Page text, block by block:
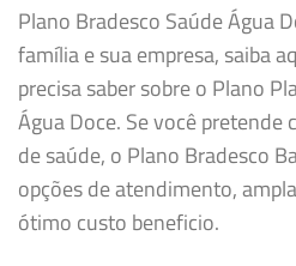
Plano Bradesco Saúde Água
família e sua empresa, saiba
precisa saber sobre o Plano
Água Doce. Se você
de saúde, o Plano Bradesco
opções de atendimento,
ótimo custo beneficio.